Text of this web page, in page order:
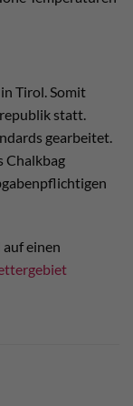
Tirol. Somit
statt.
gearbeitet.
Chalkbag
auf einen